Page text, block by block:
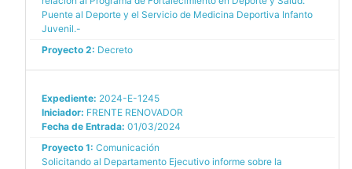
Puente al Deporte y el Servicio de Medicina Deportiva Infanto
Juvenil.-
Proyecto 2: Decreto
Expediente: 2024-E-1245
Iniciador: FRENTE RENOVADOR
Fecha de Entrada: 01/03/2024
Proyecto 1: Comunicación
Solicitando al Departamento Ejecutivo informe sobre la